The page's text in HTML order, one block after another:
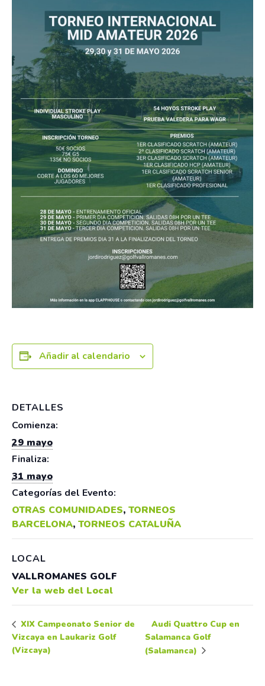
Añadir al calendario
DETALLES
Comienza:
29 mayo
Finaliza:
31 mayo
Categorías del Evento:
OTRAS COMUNIDADES, TORNEOS
BARCELONA, TORNEOS CATALUÑA
LOCAL
VALLROMANES GOLF
Ver la web del Local
XIX Campeonato Senior de
Vizcaya en Laukariz Golf
(Vizcaya)
Audi Quattro Cup en
Salamanca Golf
(Salamanca)